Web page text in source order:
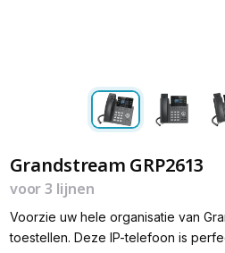
Grandstream GRP2613
voor 3 lijnen
Voorzie uw hele organisatie van
toestellen. Deze IP-telefoon is